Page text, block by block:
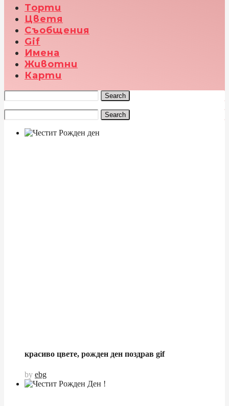
Торти
Цветя
Съобщения
Gif
Имена
Животни
Карти
Search
Search
красиво цвете, рожден ден поздрав gif
by ebg